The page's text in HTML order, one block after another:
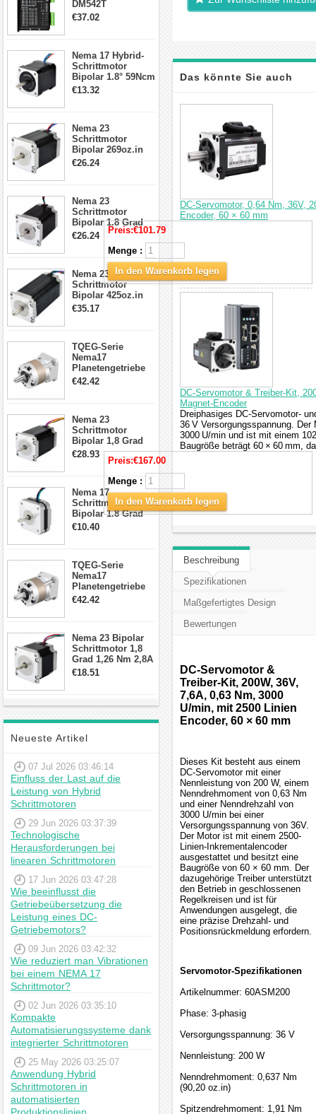
DM542T
Schrittmotor
Schrittmotor
€37.02
Nema 17 Hybrid-
Schrittmotor
Bipolar 1.8° 59Ncm
2A 4 Drähte mit 1m
€13.32
Nema 23
Schrittmotor
Bipolar 269oz.in
2,8A 57x57x76mm
€26.24
Nema 23
Schrittmotor
Bipolar 1.8 Grad
1.9Nm 3A 3.36V 4
Schrittmotor DIY
CNC Fräse
€26.24
Nema 23
Schrittmotor
Bipolar 425oz.in
4.2A 57x57x114mm
€35.17
TQEG-Serie
Nema17
Planetengetriebe
5:1 Spiel 15Arc-
€42.42
Nema 23
Schrittmotor
Bipolar 1,8 Grad
2,83Nm 4 A 2,26V
CNC Hybrid-
Schrittmotor mit 8
Anschlüssen
€28.93
Nema 17
Schrittmotor
Bipolar 1.8 Grad
8.7Ncm 1A 3.5V 4
€10.40
TQEG-Serie
Nema17
Planetengetriebe
10:1 Spiel 15Arc-
€42.42
Nema 23 Bipolar
Schrittmotor 1,8
Grad 1,26 Nm 2,8A
2,5V 4 Drähte
€18.51
Neueste Artikel
07 Jul 2026 03:46:14
Einfluss der Last auf die
Leistung von Hybrid
Schrittmotoren
29 Jun 2026 03:37:39
Technologische
Herausforderungen bei
linearen Schrittmotoren
17 Jun 2026 03:47:28
Wie beeinflusst die
Getriebeübersetzung die
Leistung eines DC-
Getriebemotors?
09 Jun 2026 03:42:32
Wie reduziert man Vibrationen
bei einem NEMA 17
Schrittmotor?
02 Jun 2026 03:35:10
Kompakte
Automatisierungssysteme dank
integrierter Schrittmotoren
25 May 2026 03:25:07
Anwendung Hybrid
Schrittmotoren in
automatisierten
Das könnte Sie auch
interessieren
DC-Servomotor, 0,64 Nm, 36V,
Encoder, 60 × 60 mm
Preis:€101.79
Menge :
In den Warenkorb legen
DC-Servomotor & Treiber-Kit,
Magnet-Encoder
Dreiphasiges DC-Servomotor-
36 V Versorgungsspannung.
3000 U/min und ist mit einem
Baugröße beträgt 60 × 60 mm,
Preis:€167.00
Menge :
In den Warenkorb legen
Beschreibung
Spezifikationen
Maßgefertigtes Design
Bewertungen
DC-Servomotor &
Treiber-Kit, 200W, 36V,
7,6A, 0,63 Nm, 3000
U/min, mit 2500 Linien
Encoder, 60 × 60 mm
Dieses Kit besteht aus einem
DC-Servomotor mit einer
Nennleistung von 200 W, einem
Nenndrehmoment von 0,63 Nm
und einer Nenndrehzahl von
3000 U/min bei einer
Versorgungsspannung von 36V.
Der Motor ist mit einem 2500-
Linien-Inkrementalencoder
ausgestattet und besitzt eine
Baugröße von 60 × 60 mm. Der
dazugehörige Treiber unterstützt
den Betrieb in geschlossenen
Regelkreisen und ist für
Anwendungen ausgelegt, die
eine präzise Drehzahl- und
Positionsrückmeldung erfordern.
Servomotor-Spezifikationen
Artikelnummer: 60ASM200
Phase: 3-phasig
Versorgungsspannung: 36 V
Nennleistung: 200 W
Nenndrehmoment: 0,637 Nm
(90,20 oz.in)
Spitzendrehmoment: 1,91 Nm